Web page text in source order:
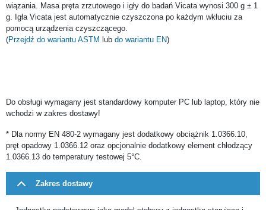
wiązania. Masa pręta zrzutowego i igły do badań Vicata wynosi 300 g ± 1
g. Igła Vicata jest automatycznie czyszczona po każdym wkłuciu za
pomocą urządzenia czyszczącego.
(Przejdź do wariantu ASTM lub do wariantu EN)
Do obsługi wymagany jest standardowy komputer PC lub laptop, który nie
wchodzi w zakres dostawy!
* Dla normy EN 480-2 wymagany jest dodatkowy obciążnik 1.0366.10,
pręt opadowy 1.0366.12 oraz opcjonalnie dodatkowy element chłodzący
1.0366.13 do temperatury testowej 5°C.
Zakres dostawy